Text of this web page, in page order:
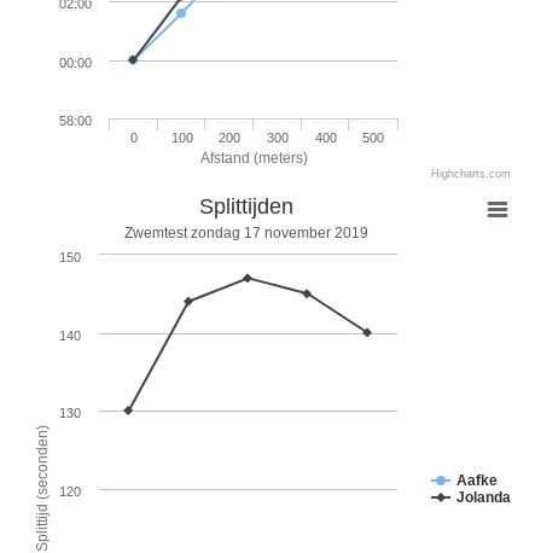
Afstand (meters)
0 100 200 300 400 500
58:00
00:00
02:00
Highcharts.com
Splittijd (seconden)
Splittijden
Zwemtest zondag 17 november 2019
Aafke
Jolanda
120
130
140
150